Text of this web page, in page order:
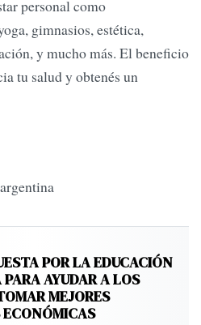
personal como
gimnasios, estética,
y mucho más. El beneficio
tu salud y obtenés un
POR LA EDUCACIÓN
AYUDAR A LOS
MEJORES